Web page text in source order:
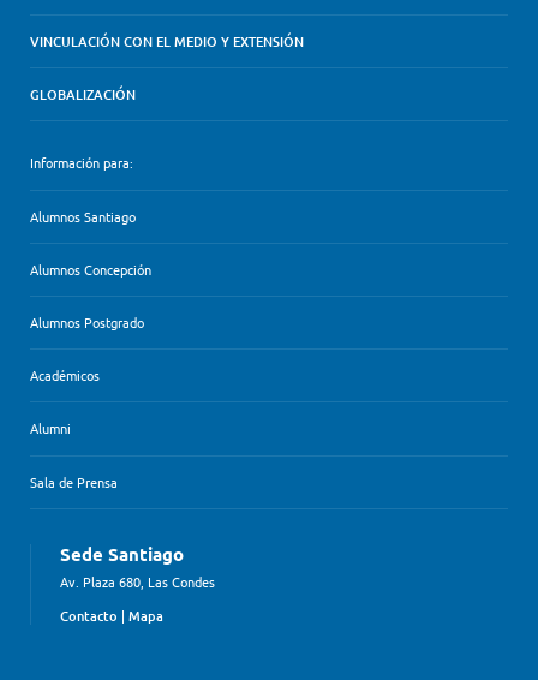
VINCULACIÓN CON EL MEDIO Y EXTENSIÓN
GLOBALIZACIÓN
Información para:
Alumnos Santiago
Alumnos Concepción
Alumnos Postgrado
Académicos
Alumni
Sala de Prensa
Sede Santiago
Av. Plaza 680, Las Condes
Contacto | Mapa